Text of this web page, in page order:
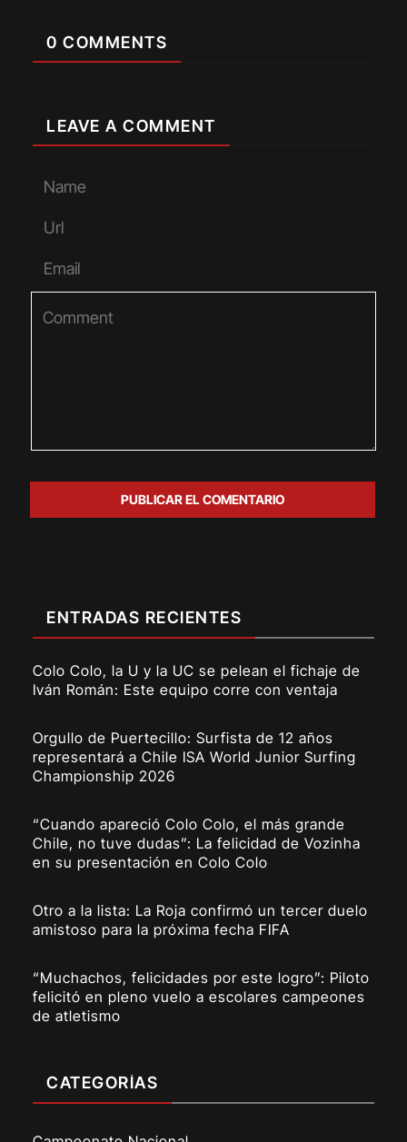
0 COMMENTS
LEAVE A COMMENT
ENTRADAS RECIENTES
Colo Colo, la U y la UC se pelean el fichaje de
Iván Román: Este equipo corre con ventaja
Orgullo de Puertecillo: Surfista de 12 años
representará a Chile ISA World Junior Surfing
Championship 2026
“Cuando apareció Colo Colo, el más grande
Chile, no tuve dudas”: La felicidad de Vozinha
en su presentación en Colo Colo
Otro a la lista: La Roja confirmó un tercer duelo
amistoso para la próxima fecha FIFA
“Muchachos, felicidades por este logro”: Piloto
felicitó en pleno vuelo a escolares campeones
de atletismo
CATEGORÍAS